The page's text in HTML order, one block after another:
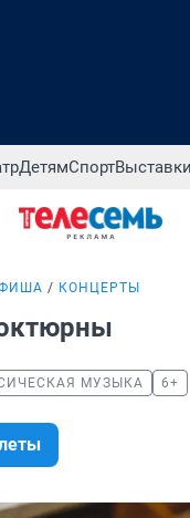
ДетямСпортВыставки
КОНЦЕРТЫ
МУЗЫКА 6+